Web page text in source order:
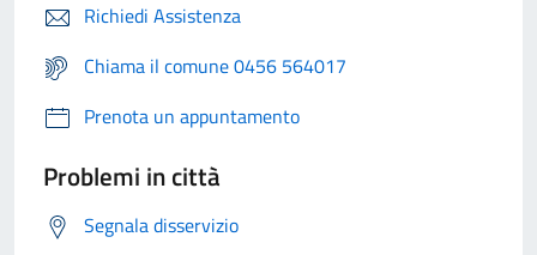
Richiedi Assistenza
Chiama il comune 0456 564017
Prenota un appuntamento
Problemi in città
Segnala disservizio